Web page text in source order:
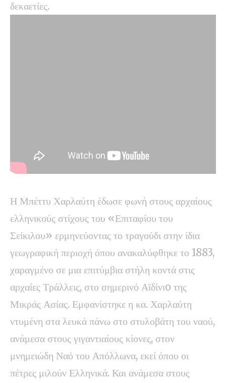
δεκαετίες.
Η Μπέττυ Χαρλαύτη έδωσε φωνή στους αρχαίους
ελληνικούς στίχους του «Επιταφίου του
Σείκιλου» ερμηνεύοντας το τραγούδι στην ίδια
γεωγραφική περιοχή όπου ανακαλύφθηκε το 1883,
χαραγμένο σε μια επιτύμβια στήλη κοντά στις
αρχαίες Τράλλεις, στο σημερινό Αϊδίνιo της
Μικράς Ασίας. Εμφανίστηκε η κα. Χαρλαύτη
ντυμένη στα λευκά πάνω στο στυλοβάτη του ναού,
ανάμεσα στους γιγαντιαίους κίονες, στον
μνημειώδη Ναό του Απόλλωνα, εκεί όπου οι
πέτρες μιλούν Ελληνικά. Και ανάμεσα στους